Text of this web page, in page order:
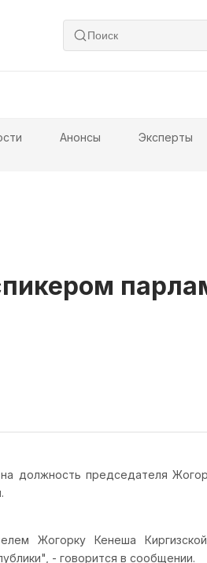
Анонсы Эксперты
должность председателя
Жогорку Кенеша
- говорится в сообщении.